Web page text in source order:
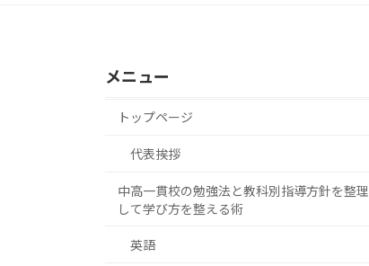
メニュー
トップページ
代表挨拶
中高一貫校の勉強法と教科別指導方針を整理
して学び方を整える術
英語